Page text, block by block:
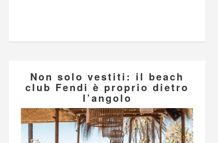
Non solo vestiti: il beach
club Fendi è proprio dietro
l’angolo